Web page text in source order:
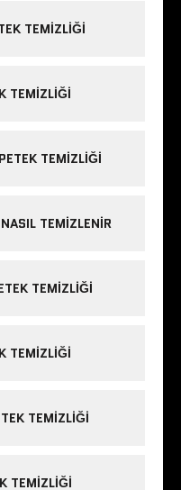
TEMIZLIĞI
TEMIZLIĞI
TEMIZLIĞI
TEMIZLENIR
TEMIZLIĞI
TEMIZLIĞI
TEMIZLIĞI
TEMIZLIĞI